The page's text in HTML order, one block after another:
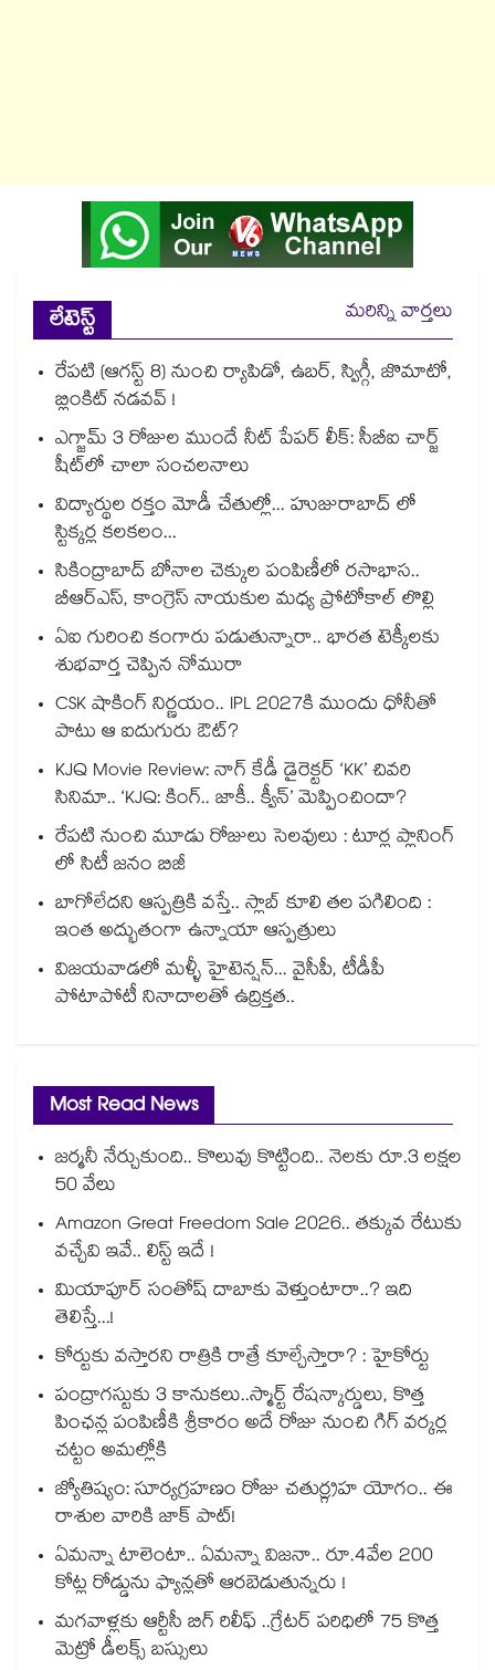
లేటెస్ట్
మరిన్ని వార్తలు
రేపటి (ఆగస్ట్ 8) నుంచి ర్యాపిడో, ఉబర్, స్విగ్గీ, జొమాటో,
బ్లింకిట్ నడవవ్ !
ఎగ్జామ్ 3 రోజుల ముందే నీట్ పేపర్ లీక్: సీబీఐ చార్జ్
షీట్‎లో చాలా సంచలనాలు
విద్యార్థుల రక్తం మోడీ చేతుల్లో... హుజురాబాద్ లో
స్టిక్కర్ల కలకలం...
సికింద్రాబాద్ బోనాల చెక్కుల పంపిణీలో రసాభాస..
బీఆర్ఎస్, కాంగ్రెస్ నాయకుల మధ్య ప్రోటోకాల్ లొల్లి
ఏఐ గురించి కంగారు పడుతున్నారా.. భారత టెక్కీలకు
శుభవార్త చెప్పిన నోమురా
CSK షాకింగ్ నిర్ణయం.. IPL 2027కి ముందు ధోనీతో
పాటు ఆ ఐదుగురు ఔట్?
KJQ Movie Review: నాగ్ కేడీ డైరెక్టర్ ‘KK’ చివరి
సినిమా.. ‘KJQ: కింగ్.. జాకీ.. క్వీన్’ మెప్పించిందా?
రేపటి నుంచి మూడు రోజులు సెలవులు : టూర్ల ప్లానింగ్
లో సిటీ జనం బిజీ
బాగోలేదని ఆస్పత్రికి వస్తే.. స్లాబ్ కూలి తల పగిలింది :
ఇంత అద్భుతంగా ఉన్నాయా ఆస్పత్రులు
విజయవాడలో మళ్ళీ హైటెన్షన్... వైసీపీ, టీడీపీ
పోటాపోటీ నినాదాలతో ఉద్రిక్తత..
Most Read News
జర్మనీ నేర్చుకుంది.. కొలువు కొట్టింది.. నెలకు రూ.3 లక్షల
50 వేలు
Amazon Great Freedom Sale 2026.. తక్కువ రేటుకు
వచ్చేవి ఇవే.. లిస్ట్ ఇదే !
మియాపూర్ సంతోష్ దాబాకు వెళ్తుంటారా..? ఇది
తెలిస్తే...!
కోర్టుకు వస్తారని రాత్రికి రాత్రే కూల్చేస్తారా? : హైకోర్టు
పంద్రాగస్టుకు 3 కానుకలు..స్మార్ట్ రేషన్కార్డులు, కొత్త
పింఛన్ల పంపిణీకి శ్రీకారం అదే రోజు నుంచి గిగ్ వర్కర్ల
చట్టం అమల్లోకి
జ్యోతిష్యం: సూర్యగ్రహణం రోజు చతుర్గ్రహ యోగం.. ఈ
రాశుల వారికి జాక్ పాట్!
ఏమన్నా టాలెంటా.. ఏమన్నా విజనా.. రూ.4వేల 200
కోట్ల రోడ్డును ఫ్యాన్లతో ఆరబెడుతున్నరు !
మగవాళ్లకు ఆర్టీసీ బిగ్ రిలీఫ్ ..గ్రేటర్ పరిధిలో 75 కొత్త
మెట్రో డీలక్స్ బస్సులు